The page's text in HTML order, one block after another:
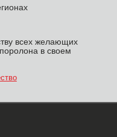
всех желающих
в своем